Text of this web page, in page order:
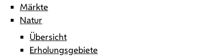
Märkte
Natur
Übersicht
Erholungsgebiete